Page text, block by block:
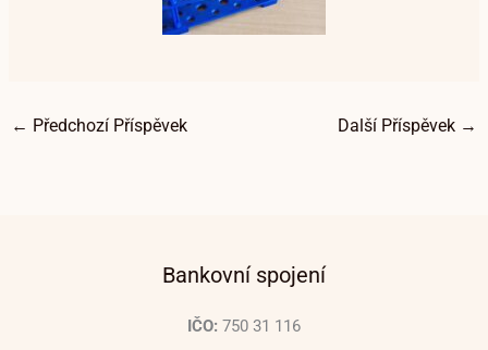
← Předchozí Příspěvek Další Příspěvek →
Bankovní spojení
IČO: 750 31 116